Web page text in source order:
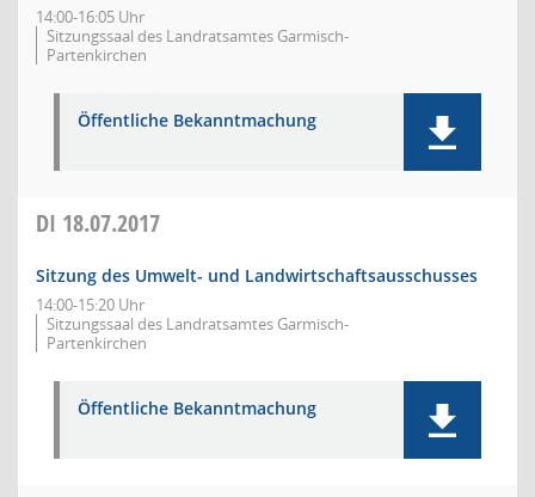
14:00-16:05 Uhr
Sitzungssaal des Landratsamtes Garmisch-
Partenkirchen
Öffentliche Bekanntmachung
DI 18.07.2017
Sitzung des Umwelt- und Landwirtschaftsausschusses
14:00-15:20 Uhr
Sitzungssaal des Landratsamtes Garmisch-
Partenkirchen
Öffentliche Bekanntmachung